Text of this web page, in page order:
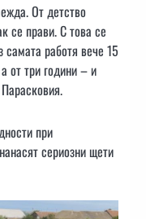
От детство
се прави. С това се
работя вече 15
от три години – и
при
сериозни щети